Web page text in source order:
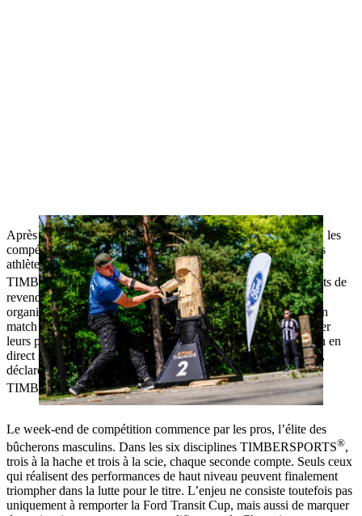
Après le coup d’envoi de la saison à Oelde, les 30 et 31 juillet, les
compétitions passionnantes entre athlètes pros, dames et jeunes
athlètes se poursuivront directement au camp de base STIHL
TIMBERSPORTS®de Mellrichstadt. Tous sont déjà impatients de
revendiquer le titre de la Ford Transit Cup. « Les compétitions
organisées ici au camp de base sont pour les athlètes comme un
match à domicile. Ils connaissent les lieux et cela peut améliorer
leurs performances. Les spectateurs qui suivront la compétition en
direct sur Internet peuvent s’attendre à un véritable suspense »,
déclare Christin Rathke, responsable des STIHL
TIMBERSPORTS Series Allemagne.
Le week-end de compétition commence par les pros, l’élite des
bûcherons masculins. Dans les six disciplines TIMBERSPORTS®,
trois à la hache et trois à la scie, chaque seconde compte. Seuls ceux
qui réalisent des performances de haut niveau peuvent finalement
triompher dans la lutte pour le titre. L’enjeu ne consiste toutefois pas
uniquement à remporter la Ford Transit Cup, mais aussi de marquer